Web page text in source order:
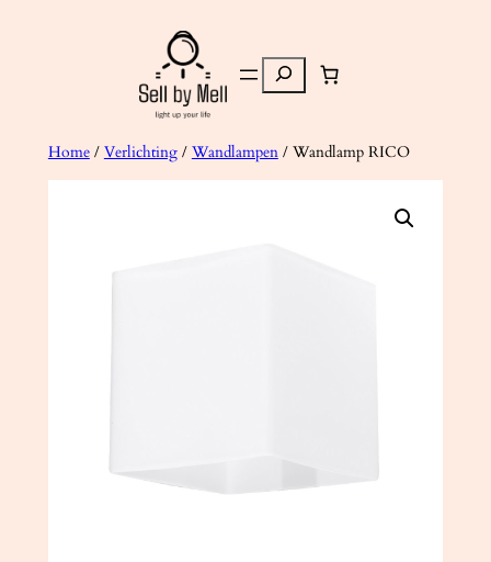
Zoeken
Home/ Verlichting/ Wandlampen/ Wandlamp RICO